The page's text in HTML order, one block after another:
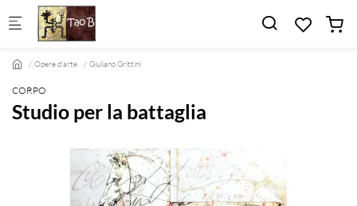
Skip to main content
Opere d'arte Giuliano Grittini
CORPO
Studio per la battaglia